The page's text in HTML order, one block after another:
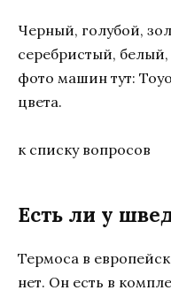
Черный, голубой,
серебристый,
фото машин тут:
цвета.
к списку вопросов
Есть ли у
Термоса в
нет. Он есть в